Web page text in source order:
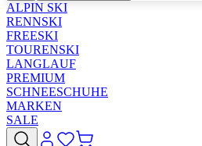
ALPIN SKI
RENNSKI
FREESKI
TOURENSKI
LANGLAUF
PREMIUM
SCHNEESCHUHE
MARKEN
SALE